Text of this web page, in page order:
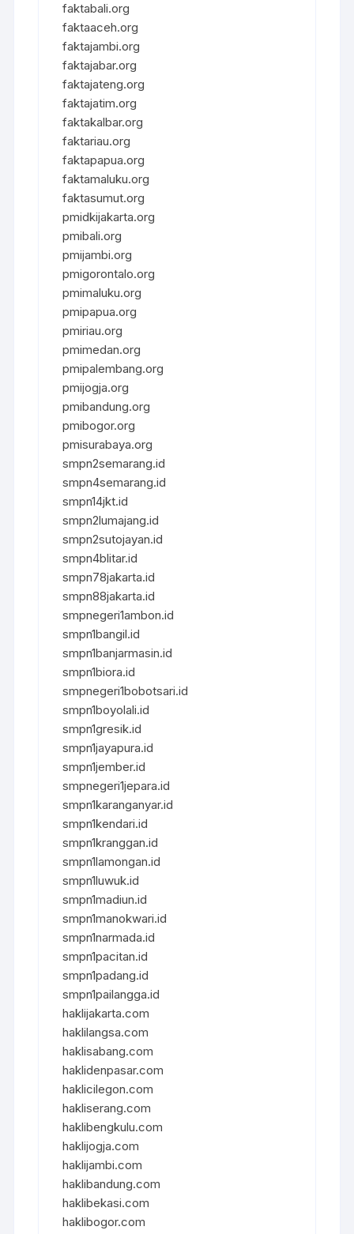
faktabali.org
faktaaceh.org
faktajambi.org
faktajabar.org
faktajateng.org
faktajatim.org
faktakalbar.org
faktariau.org
faktapapua.org
faktamaluku.org
faktasumut.org
pmidkijakarta.org
pmibali.org
pmijambi.org
pmigorontalo.org
pmimaluku.org
pmipapua.org
pmiriau.org
pmimedan.org
pmipalembang.org
pmijogja.org
pmibandung.org
pmibogor.org
pmisurabaya.org
smpn2semarang.id
smpn4semarang.id
smpn14jkt.id
smpn2lumajang.id
smpn2sutojayan.id
smpn4blitar.id
smpn78jakarta.id
smpn88jakarta.id
smpnegeri1ambon.id
smpn1bangil.id
smpn1banjarmasin.id
smpn1biora.id
smpnegeri1bobotsari.id
smpn1boyolali.id
smpn1gresik.id
smpn1jayapura.id
smpn1jember.id
smpnegeri1jepara.id
smpn1karanganyar.id
smpn1kendari.id
smpn1kranggan.id
smpn1lamongan.id
smpn1luwuk.id
smpn1madiun.id
smpn1manokwari.id
smpn1narmada.id
smpn1pacitan.id
smpn1padang.id
smpn1pailangga.id
haklijakarta.com
haklilangsa.com
haklisabang.com
haklidenpasar.com
haklicilegon.com
hakliserang.com
haklibengkulu.com
haklijogja.com
haklijambi.com
haklibandung.com
haklibekasi.com
haklibogor.com